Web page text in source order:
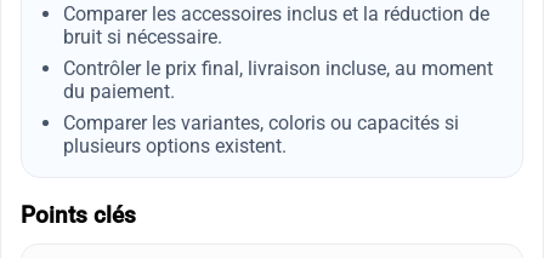
Comparer les accessoires inclus et la réduction de
bruit si nécessaire.
Contrôler le prix final, livraison incluse, au moment
du paiement.
Comparer les variantes, coloris ou capacités si
plusieurs options existent.
Points clés